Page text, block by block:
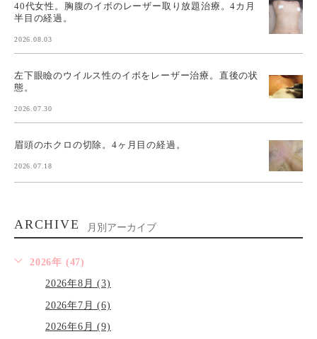
40代女性。胸腹のイボのレーザー取り放題治療。4カ月
半目の経過。
2026.08.03
左下眼瞼のウイルス性のイボをレーザー治療。直後の状
態。
2026.07.30
眉頭のホクロの切除。4ヶ月目の経過。
2026.07.18
ARCHIVE 月別アーカイブ
2026年 (47)
2026年8月 (3)
2026年7月 (6)
2026年6月 (9)